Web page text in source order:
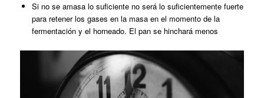
Si no se amasa lo suficiente no será lo suficientemente fuerte
para retener los gases en la masa en el momento de la
fermentación y el horneado. El pan se hinchará menos